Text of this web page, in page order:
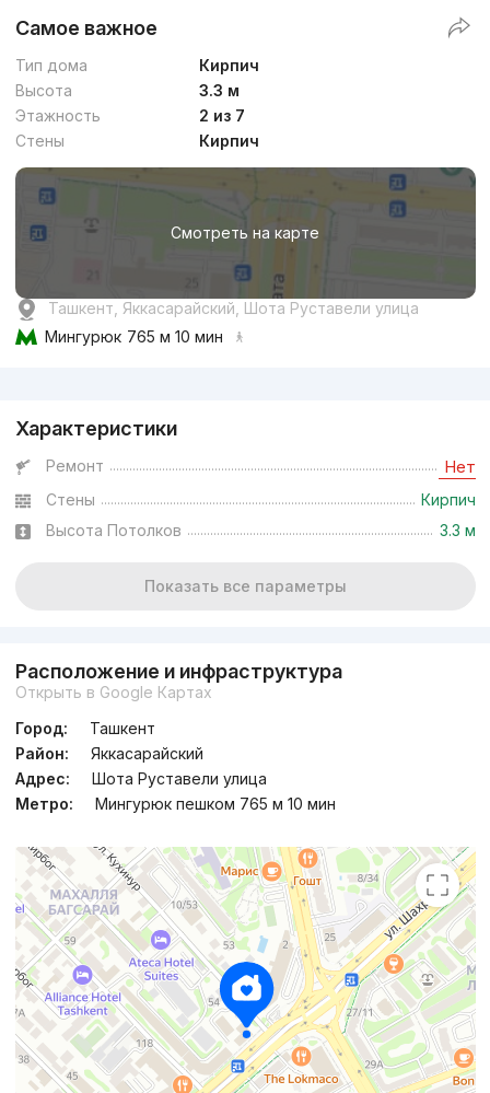
Самое важное
Тип дома
Кирпич
Высота
3.3 м
Этажность
2 из 7
Стены
Кирпич
Смотреть на карте
Ташкент, Яккасарайский, Шота Руставели улица
Мингурюк 765 м 10 мин
Характеристики
Ремонт Нет
Стены
Кирпич
Высота Потолков
3.3 м
Показать все параметры
Расположение и инфраструктура
Открыть в Google Картах
Город:
Ташкент
Район:
Яккасарайский
Адрес:
Шота Руставели улица
Метро:
Мингурюк пешком 765 м 10 мин